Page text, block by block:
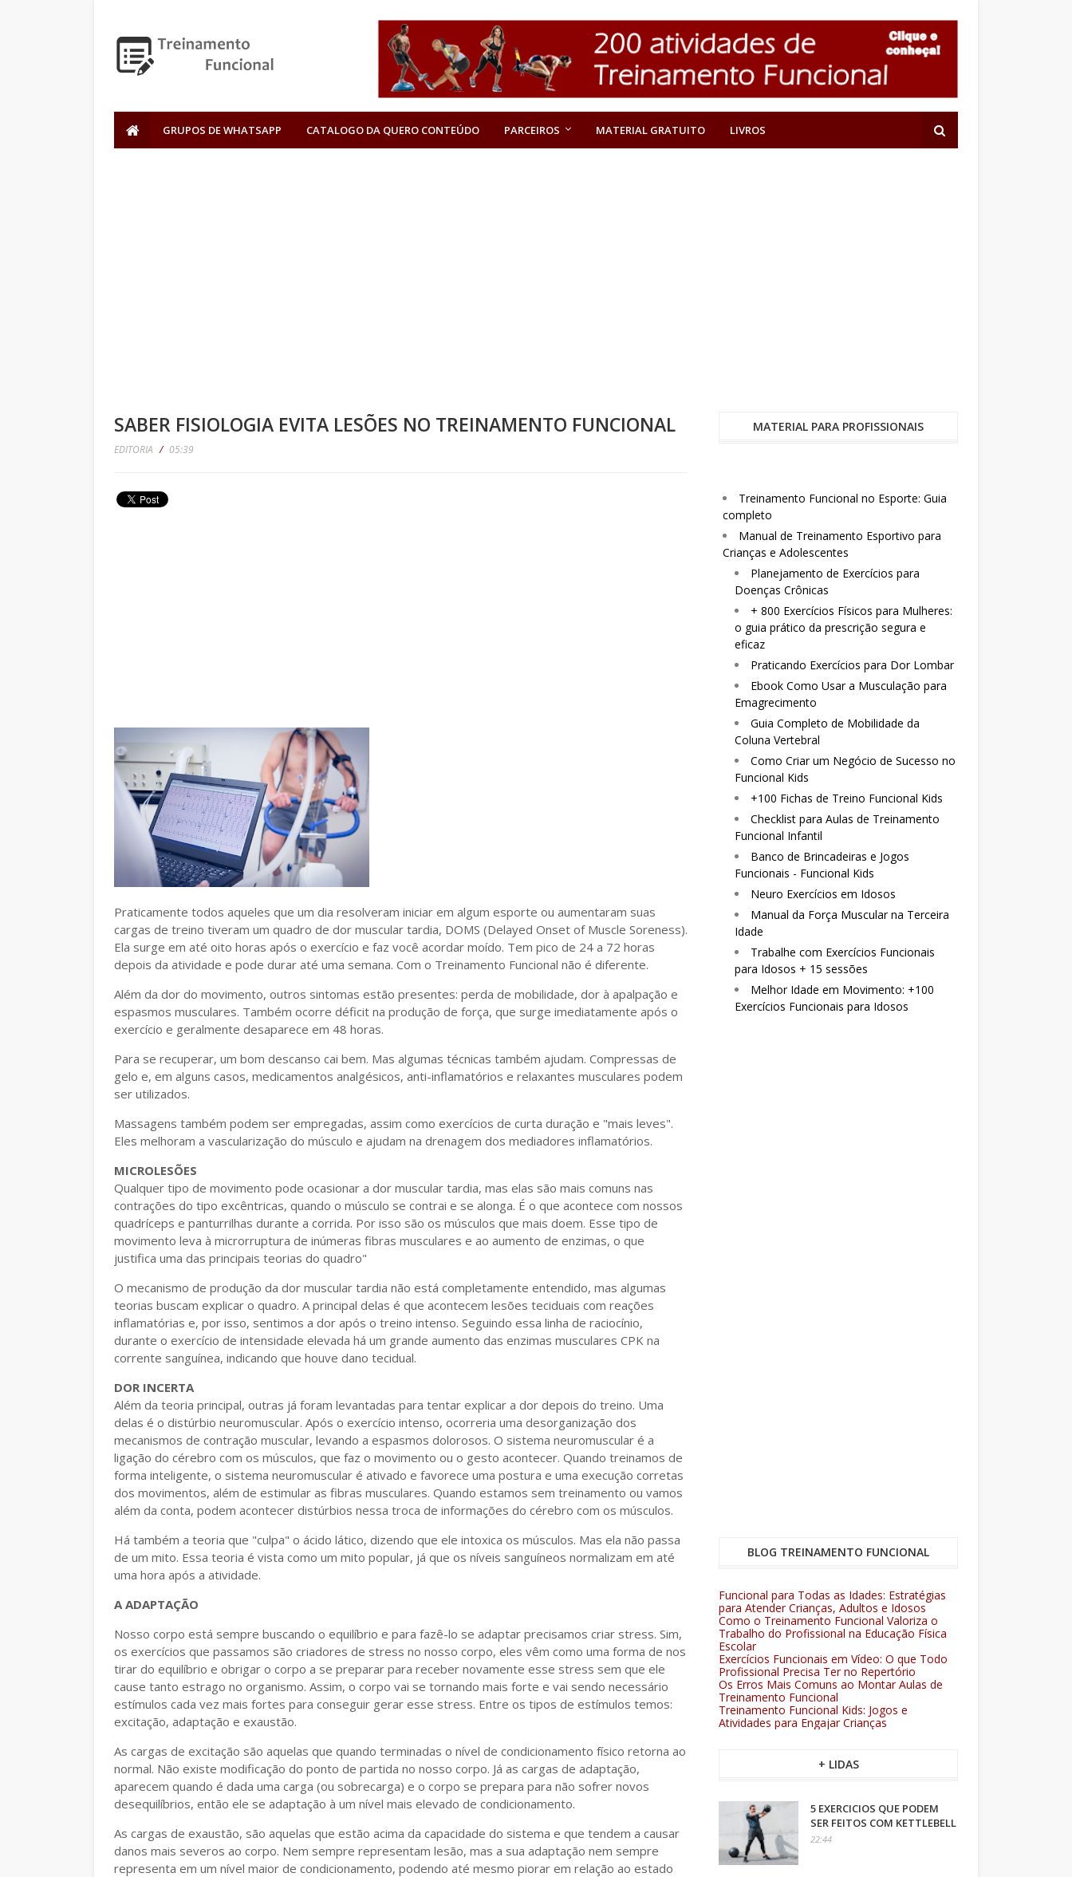
GRUPOS DE WHATSAPP CATALOGO DA QUERO CONTEÚDO PARCEIROS MATERIAL GRATUITO LIVROS
SABER FISIOLOGIA EVITA LESÕES NO TREINAMENTO FUNCIONAL
EDITORIA / 05:39
Praticamente todos aqueles que um dia resolveram iniciar em algum esporte ou aumentaram suas
cargas de treino tiveram um quadro de dor muscular tardia, DOMS (Delayed Onset of Muscle Soreness).
Ela surge em até oito horas após o exercício e faz você acordar moído. Tem pico de 24 a 72 horas
depois da atividade e pode durar até uma semana. Com o Treinamento Funcional não é diferente.
Além da dor do movimento, outros sintomas estão presentes: perda de mobilidade, dor à apalpação e
espasmos musculares. Também ocorre déficit na produção de força, que surge imediatamente após o
exercício e geralmente desaparece em 48 horas.
Para se recuperar, um bom descanso cai bem. Mas algumas técnicas também ajudam. Compressas de
gelo e, em alguns casos, medicamentos analgésicos, anti-inflamatórios e relaxantes musculares podem
ser utilizados.
Massagens também podem ser empregadas, assim como exercícios de curta duração e "mais leves".
Eles melhoram a vascularização do músculo e ajudam na drenagem dos mediadores inflamatórios.
MICROLESÕES
Qualquer tipo de movimento pode ocasionar a dor muscular tardia, mas elas são mais comuns nas
contrações do tipo excêntricas, quando o músculo se contrai e se alonga. É o que acontece com nossos
quadríceps e panturrilhas durante a corrida. Por isso são os músculos que mais doem. Esse tipo de
movimento leva à microrruptura de inúmeras fibras musculares e ao aumento de enzimas, o que
justifica uma das principais teorias do quadro"
O mecanismo de produção da dor muscular tardia não está completamente entendido, mas algumas
teorias buscam explicar o quadro. A principal delas é que acontecem lesões teciduais com reações
inflamatórias e, por isso, sentimos a dor após o treino intenso. Seguindo essa linha de raciocínio,
durante o exercício de intensidade elevada há um grande aumento das enzimas musculares CPK na
corrente sanguínea, indicando que houve dano tecidual.
DOR INCERTA
Além da teoria principal, outras já foram levantadas para tentar explicar a dor depois do treino. Uma
delas é o distúrbio neuromuscular. Após o exercício intenso, ocorreria uma desorganização dos
mecanismos de contração muscular, levando a espasmos dolorosos. O sistema neuromuscular é a
ligação do cérebro com os músculos, que faz o movimento ou o gesto acontecer. Quando treinamos de
forma inteligente, o sistema neuromuscular é ativado e favorece uma postura e uma execução corretas
dos movimentos, além de estimular as fibras musculares. Quando estamos sem treinamento ou vamos
além da conta, podem acontecer distúrbios nessa troca de informações do cérebro com os músculos.
Há também a teoria que "culpa" o ácido lático, dizendo que ele intoxica os músculos. Mas ela não passa
de um mito. Essa teoria é vista como um mito popular, já que os níveis sanguíneos normalizam em até
uma hora após a atividade.
A ADAPTAÇÃO
Nosso corpo está sempre buscando o equilíbrio e para fazê-lo se adaptar precisamos criar stress. Sim,
os exercícios que passamos são criadores de stress no nosso corpo, eles vêm como uma forma de nos
tirar do equilíbrio e obrigar o corpo a se preparar para receber novamente esse stress sem que ele
cause tanto estrago no organismo. Assim, o corpo vai se tornando mais forte e vai sendo necessário
estímulos cada vez mais fortes para conseguir gerar esse stress. Entre os tipos de estímulos temos:
excitação, adaptação e exaustão.
As cargas de excitação são aquelas que quando terminadas o nível de condicionamento físico retorna ao
normal. Não existe modificação do ponto de partida no nosso corpo. Já as cargas de adaptação,
aparecem quando é dada uma carga (ou sobrecarga) e o corpo se prepara para não sofrer novos
desequilíbrios, então ele se adaptação à um nível mais elevado de condicionamento.
As cargas de exaustão, são aquelas que estão acima da capacidade do sistema e que tendem a causar
danos mais severos ao corpo. Nem sempre representam lesão, mas a sua adaptação nem sempre
representa em um nível maior de condicionamento, podendo até mesmo piorar em relação ao estado
MATERIAL PARA PROFISSIONAIS
Treinamento Funcional no Esporte: Guia
completo
Manual de Treinamento Esportivo para
Crianças e Adolescentes
Planejamento de Exercícios para
Doenças Crônicas
+ 800 Exercícios Físicos para Mulheres:
o guia prático da prescrição segura e
eficaz
Praticando Exercícios para Dor Lombar
Ebook Como Usar a Musculação para
Emagrecimento
Guia Completo de Mobilidade da
Coluna Vertebral
Como Criar um Negócio de Sucesso no
Funcional Kids
+100 Fichas de Treino Funcional Kids
Checklist para Aulas de Treinamento
Funcional Infantil
Banco de Brincadeiras e Jogos
Funcionais - Funcional Kids
Neuro Exercícios em Idosos
Manual da Força Muscular na Terceira
Idade
Trabalhe com Exercícios Funcionais
para Idosos + 15 sessões
Melhor Idade em Movimento: +100
Exercícios Funcionais para Idosos
BLOG TREINAMENTO FUNCIONAL
Funcional para Todas as Idades: Estratégias
para Atender Crianças, Adultos e Idosos
Como o Treinamento Funcional Valoriza o
Trabalho do Profissional na Educação Física
Escolar
Exercícios Funcionais em Vídeo: O que Todo
Profissional Precisa Ter no Repertório
Os Erros Mais Comuns ao Montar Aulas de
Treinamento Funcional
Treinamento Funcional Kids: Jogos e
Atividades para Engajar Crianças
+ LIDAS
5 EXERCICIOS QUE PODEM
SER FEITOS COM KETTLEBELL
22:44